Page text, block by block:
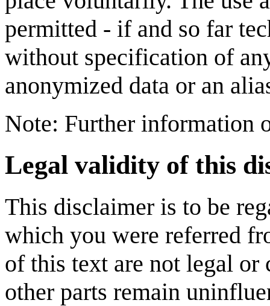
permitted - if and so far
without specification of
anonymized data or an
Note: Further information
Legal validity of this
This disclaimer is to be
which you were referred
of this text are not legal
other parts remain